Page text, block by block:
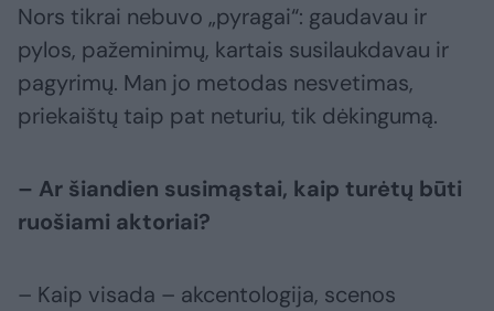
Nors tikrai nebuvo „pyragai“: gaudavau ir
pylos, pažeminimų, kartais susilaukdavau ir
pagyrimų. Man jo metodas nesvetimas,
priekaištų taip pat neturiu, tik dėkingumą.
– Ar šiandien susimąstai, kaip turėtų būti
ruošiami aktoriai?
– Kaip visada – akcentologija, scenos